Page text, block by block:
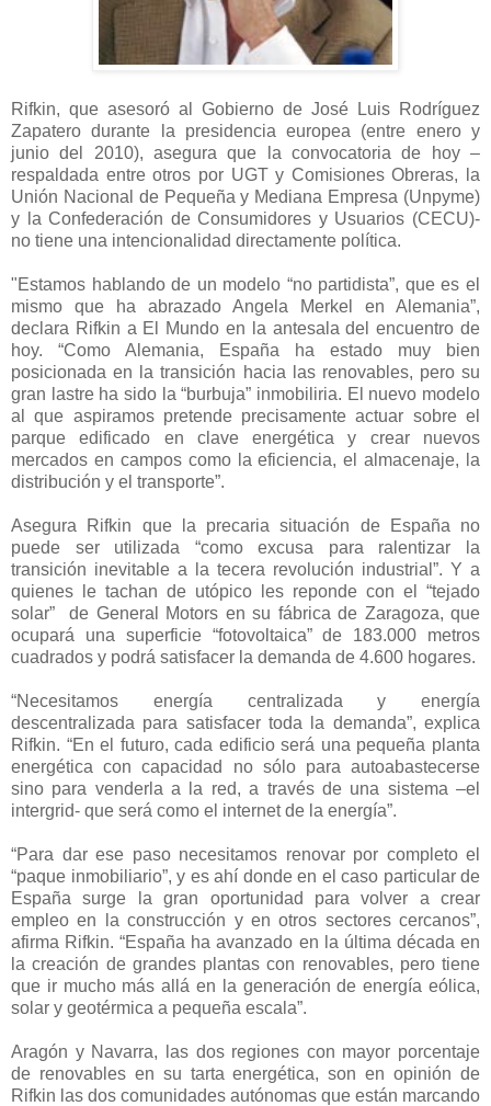
Rifkin, que asesoró al Gobierno de José Luis Rodríguez
Zapatero durante la presidencia europea (entre enero y
junio del 2010), asegura que la convocatoria de hoy –
respaldada entre otros por UGT y Comisiones Obreras, la
Unión Nacional de Pequeña y Mediana Empresa (Unpyme)
y la Confederación de Consumidores y Usuarios (CECU)-
no tiene una intencionalidad directamente política.
"Estamos hablando de un modelo “no partidista”, que es el
mismo que ha abrazado Angela Merkel en Alemania”,
declara Rifkin a El Mundo en la antesala del encuentro de
hoy. “Como Alemania, España ha estado muy bien
posicionada en la transición hacia las renovables, pero su
gran lastre ha sido la “burbuja” inmobiliria. El nuevo modelo
al que aspiramos pretende precisamente actuar sobre el
parque edificado en clave energética y crear nuevos
mercados en campos como la eficiencia, el almacenaje, la
distribución y el transporte”.
Asegura Rifkin que la precaria situación de España no
puede ser utilizada “como excusa para ralentizar la
transición inevitable a la tecera revolución industrial”. Y a
quienes le tachan de utópico les reponde con el “tejado
solar”
de General Motors en su fábrica de Zaragoza, que
ocupará una superficie “fotovoltaica” de 183.000 metros
cuadrados y podrá satisfacer la demanda de 4.600 hogares.
“Necesitamos energía centralizada y energía
descentralizada para satisfacer toda la demanda”, explica
Rifkin. “En el futuro, cada edificio será una pequeña planta
energética con capacidad no sólo para autoabastecerse
sino para venderla a la red, a través de una sistema –el
intergrid- que será como el internet de la energía”.
“Para dar ese paso necesitamos renovar por completo el
“paque inmobiliario”, y es ahí donde en el caso particular de
España surge la gran oportunidad para volver a crear
empleo en la construcción y en otros sectores cercanos”,
afirma Rifkin. “España ha avanzado en la última década en
la creación de grandes plantas con renovables, pero tiene
que ir mucho más allá en la generación de energía eólica,
solar y geotérmica a pequeña escala”.
Aragón y Navarra, las dos regiones con mayor porcentaje
de renovables en su tarta energética, son en opinión de
Rifkin las dos comunidades autónomas que están marcando